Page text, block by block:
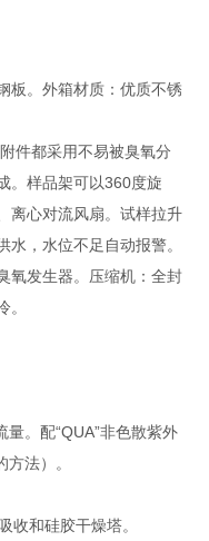
板。外箱材质：优质不锈
件都采用不易被臭氧分
。样品架可以360度旋
离心对流风扇。试样拉升
，水位不足自动报警。
氧发生器。压缩机：全封
。配“QUA”非色散紫外
法）。
收和硅胶干燥塔。